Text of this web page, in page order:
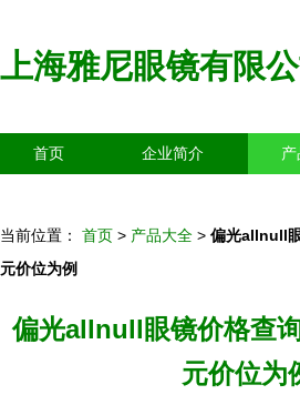
上海雅尼眼镜有限公
首页 企业简介
当前位置： 首页 > 产品大全 > 偏光allnull
元价位为例
偏光allnull眼镜价格查
元价位为